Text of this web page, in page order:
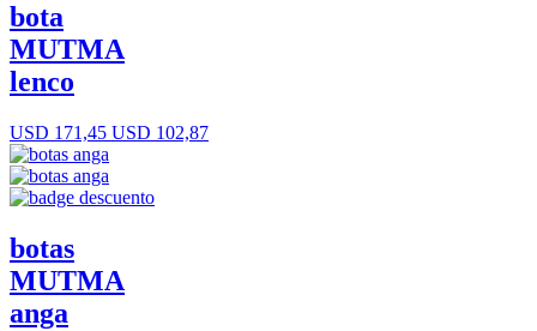
bota
MUTMA
lenco
USD 171,45 USD 102,87
botas
MUTMA
anga